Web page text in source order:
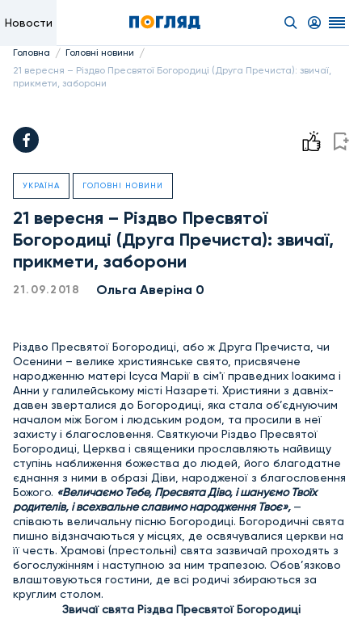
Новости
Головна / Головні новини /
21 вересня – Різдво Пресвятої Богородиці (Друга Пречиста): звичаї,
прикмети, заборони
УКРАЇНА ГОЛОВНІ НОВИНИ
21 вересня – Різдво Пресвятої
Богородиці (Друга Пречиста): звичаї,
прикмети, заборони
21.09.2018 Ольга Аверіна 0
Різдво Пресвятої Богородиці, або ж Друга Пречиста, чи
Осенини – велике християнське свято, присвячене
народженню матері Ісуса Марії в сім'ї праведних Іоакима і
Анни у галилейському місті Назареті. Християни з давніх-
давен зверталися до Богородиці, яка стала об’єднуючим
началом між Богом і людським родом, та просили в неї
захисту і благословення. Святкуючи Різдво Пресвятої
Богородиці, Церква і священики прославляють найвищу
ступінь наближення божества до людей, його благодатне
єднання з ними в образі Діви, народженої з благословення
Божого. «Величаємо Тебе, Пресвята Діво, і шануємо Твоїх
родителів, і всехвальне славимо народження Твоє», —
співають величальну пісню Богородиці. Богородичні свята
пишно відзначаються у місцях, де освячувалися церкви на
її честь. Храмові (престольні) свята зазвичай проходять з
богослужінням і наступною за ним трапезою. Обов’язково
влаштовуються гостини, де всі родичі збираються за
круглим столом.
Звичаї свята Різдва Пресвятої Богородиці